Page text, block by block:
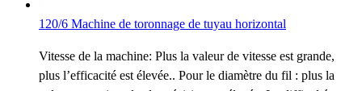
120/6 Machine de toronnage de tuyau horizontal
Vitesse de la machine: Plus la valeur de vitesse est grande,
plus l’efficacité est élevée.. Pour le diamètre du fil : plus la